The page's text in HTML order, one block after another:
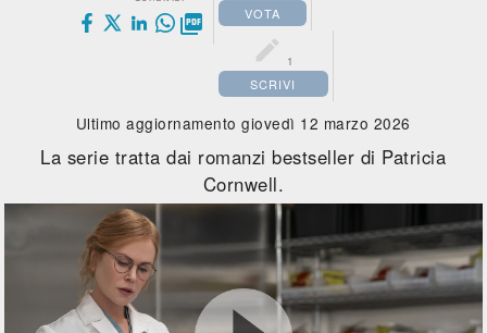
 VOTA
 1
SCRIVI
Ultimo aggiornamento giovedì 12 marzo 2026
La serie tratta dai romanzi bestseller di Patricia
Cornwell.